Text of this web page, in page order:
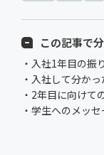
この記事で
・入社1年目の振
・入社して分か
・2年目に向けて
・学生へのメッセ